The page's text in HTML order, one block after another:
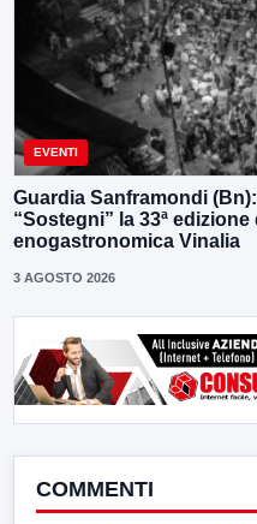
EVENTI
Guardia Sanframondi
“Sostegni” la 33ª
enogastronomica Vinalia
3 AGOSTO 2026
COMMENTI